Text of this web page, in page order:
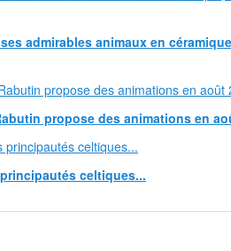
admirables animaux en
propose des animations en
celtiques...